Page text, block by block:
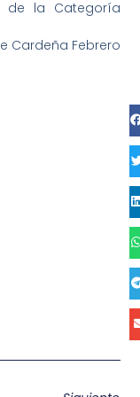
de la Categoría
Cardeña Febrero